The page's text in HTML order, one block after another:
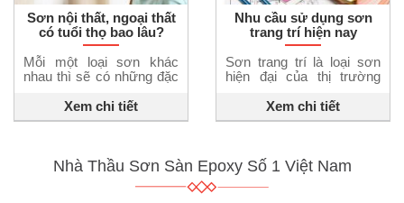
Sơn nội thất, ngoại thất
có tuổi thọ bao lâu?
Mỗi một loại sơn khác
nhau thì sẽ có những đặc
với vật chủ được sơn và
làm hài lòng khách hàng.
chia làm hai loại chính là
thất. Rất nhiều khách
Xem chi tiết
Nhu cầu sử dụng sơn
trang trí hiện nay
Sơn trang trí là loại sơn
hiện đại của thị trường
càng phát triển, nhu cầu
sự dụng sơn trang trí của
phát triển đó, nhiều loại
sơn trang trí được ra đời
và cải tiến đáng kể. Bài
Xem chi tiết
Nhà Thầu Sơn Sàn Epoxy Số 1 Việt Nam